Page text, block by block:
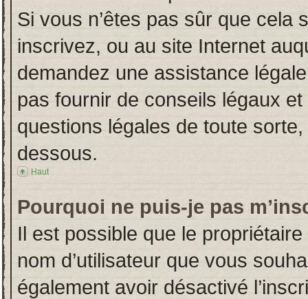
Si vous n’êtes pas sûr que cela
inscrivez, ou au site Internet
demandez une assistance
pas fournir de conseils légaux
questions légales de toute
dessous.
Haut
Pourquoi ne puis-je pas
Il est possible que le
nom d’utilisateur que vous
également avoir désactivé